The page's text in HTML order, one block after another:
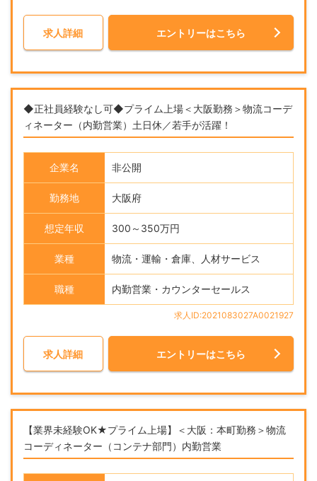
求人詳細 エントリーはこちら
◆正社員経験なし可◆プライム上場＜大阪勤務＞物流コーデ
ィネーター（内勤営業）土日休／若手が活躍！
企業名 非公開
勤務地 大阪府
想定年収 300～350万円
業種 物流・運輸・倉庫、人材サービス
職種 内勤営業・カウンターセールス
求人ID:2021083027A0021927
求人詳細 エントリーはこちら
【業界未経験OK★プライム上場】＜大阪：本町勤務＞物流
コーディネーター（コンテナ部門）内勤営業